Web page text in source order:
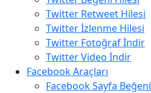
Twitter Retweet Hilesi
Twitter İzlenme Hilesi
Twitter Fotoğraf İndir
Twitter Video İndir
Facebook Araçları
Facebook Sayfa Beğeni